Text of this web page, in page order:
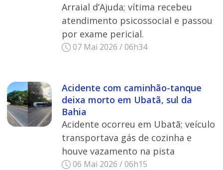
Arraial d’Ajuda; vítima recebeu
atendimento psicossocial e passou
por exame pericial.
07 Mai 2026 / 06h34
Acidente com caminhão-tanque
deixa morto em Ubatã, sul da
Bahia
Acidente ocorreu em Ubatã; veículo
transportava gás de cozinha e
houve vazamento na pista
06 Mai 2026 / 06h15